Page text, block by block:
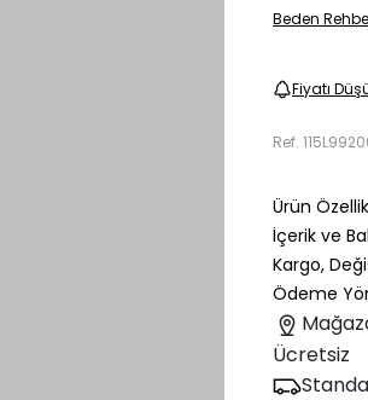
Beden
Fiyatı
Ref.
Ürün
İçerik ve
Kargo,
Ödeme
Ücretsiz